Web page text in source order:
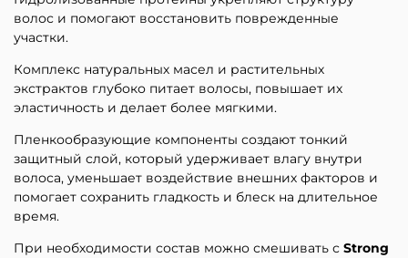
волос и помогают восстановить поврежденные
участки.
Комплекс натуральных масел и растительных
экстрактов глубоко питает волосы, повышает их
эластичность и делает более мягкими.
Пленкообразующие компоненты создают тонкий
защитный слой, который удерживает влагу внутри
волоса, уменьшает воздействие внешних факторов и
помогает сохранить гладкость и блеск на длительное
время.
При необходимости состав можно смешивать с Strong